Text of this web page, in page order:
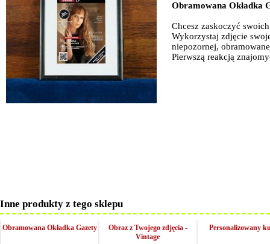
Obramowana Okładka
Chcesz zaskoczyć
Wykorzystaj zdjęcie
niepozornej,
Pierwszą reakcją
Inne produkty z tego sklepu
Obramowana Okładka Gazety
Obraz z Twojego zdjęcia -
Vintage
Personalizowany